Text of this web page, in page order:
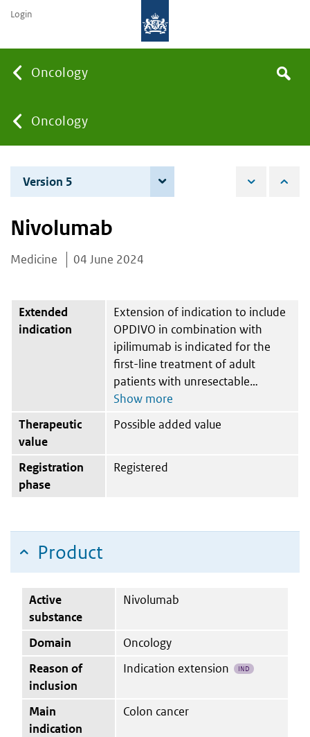
Oncology
You
are
here:
Oncology
the
Search
Login
Version 5
Nivolumab
Medicine 04 June 2024
Extended
indication
Extension of indication to include
OPDIVO in combination with
ipilimumab is indicated for the
first-line treatment of adult
patients with unresectable
Therapeutic
value
Possible added value
Registration
phase
Registered
Product
Active
substance
Nivolumab
Domain
Oncology
Reason of
inclusion
Indication extension IND
Main
indication
Colon cancer